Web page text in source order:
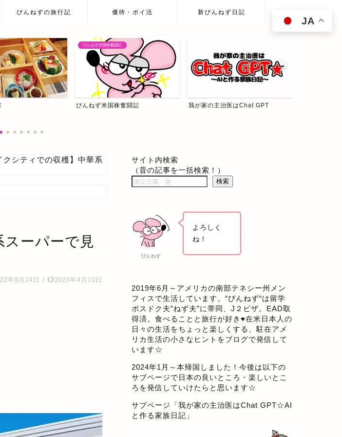
ぴんねずの旅行記 優待・ポイ活 新ぴんねず日記
闘記
奮闘記 我が家の主治医はChat GPT ぴんねず☆投資の森
クシティでの収穫】中華系
スーパーで見
年9月24日 / 2023年4月10日
サイト内検索
（昔の記事を一括検索！）
検索
ぴんねず
よろしく
ね！
2019年6月～アメリカの南部テネシー州メン
フィスで生活しています。“ぴんねず“は留学
ポスドク夫”ねず夫”に帯同、J２ビザ。EAD取
得済。食べることと旅行が好き♥在米日本人の
日々の生活をちょっと楽しくする、駐在アメ
リカ生活の小さなヒントをブログで発信して
います☆
2024年1月～本帰国しました！今後は以下の
サブページで日本の良いところ・楽しいとこ
ろを発信していけたらと思います☆
サブページ「我が家の主治医はChat GPT☆AI
と作る家族日記 」
JA